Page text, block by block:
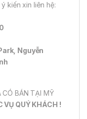
kiến xin liên hệ:
Nguyễn
CÓ BÁN TẠI MỸ
QUÝ KHÁCH !